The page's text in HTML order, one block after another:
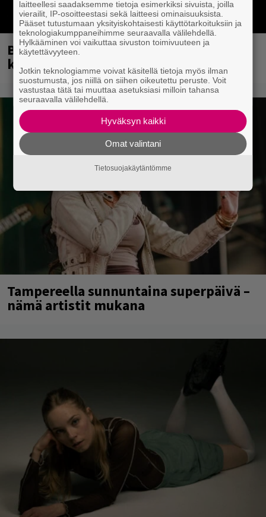
Blind Channel palasi tauolta – tältä
kuulostaa uusi musiikki
Tampereella sunnuntaina superpäivä –
nämä artistit mukana
laitteellesi saadaksemme tietoja esimerkiksi sivuista, joilla
vierailit, IP-osoitteestasi sekä laitteesi ominaisuuksista.
Pääset tutustumaan yksityiskohtaisesti käyttötarkoituksiin ja
teknologiakumppaneihimme seuraavalla välilehdellä.
Hylkääminen voi vaikuttaa sivuston toimivuuteen ja
käytettävyyteen.
Jotkin teknologiamme voivat käsitellä tietoja myös ilman
suostumusta, jos niillä on siihen oikeutettu peruste. Voit
vastustaa tätä tai muuttaa asetuksiasi milloin tahansa
seuraavalla välilehdellä.
Hyväksyn kaikki
Omat valintani
Tietosuojakäytäntömme